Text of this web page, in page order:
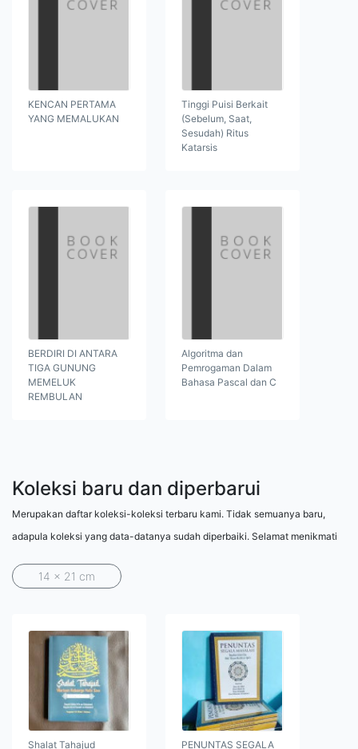
KENCAN PERTAMA
YANG MEMALUKAN
Tinggi Puisi Berkait
(Sebelum, Saat,
Sesudah) Ritus
Katarsis
BERDIRI DI ANTARA
TIGA GUNUNG
MEMELUK
REMBULAN
Algoritma dan
Pemrogaman Dalam
Bahasa Pascal dan C
Koleksi baru dan diperbarui
Merupakan daftar koleksi-koleksi terbaru kami. Tidak semuanya baru,
adapula koleksi yang data-datanya sudah diperbaiki. Selamat menikmati
14 x 21 cm
Shalat Tahajud PENUNTAS SEGALA